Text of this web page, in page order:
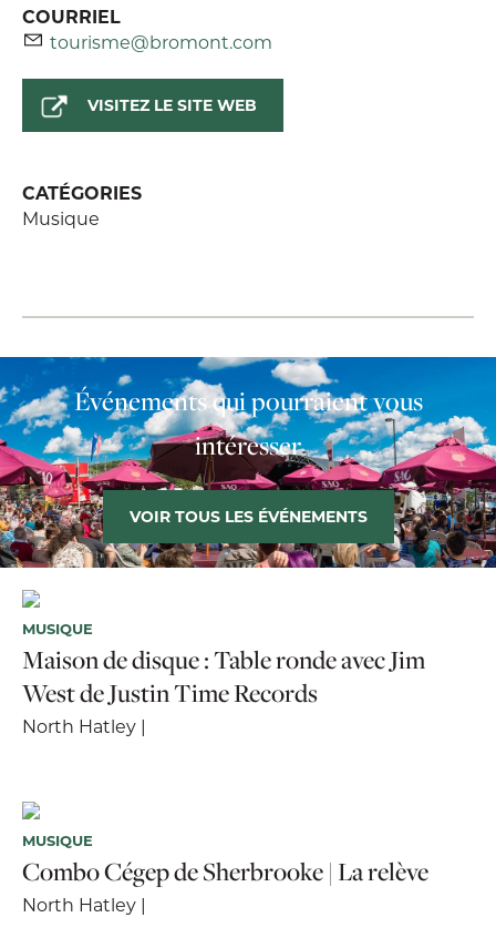
COURRIEL
tourisme@bromont.com
VISITEZ LE SITE WEB
CATÉGORIES
Musique
Événements qui pourraient vous
intéresser
VOIR TOUS LES ÉVÉNEMENTS
MUSIQUE
Maison de disque : Table ronde avec Jim
West de Justin Time Records
North Hatley |
MUSIQUE
Combo Cégep de Sherbrooke | La relève
North Hatley |